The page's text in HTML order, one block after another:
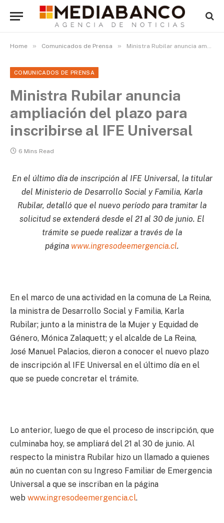
Home » Comunicados de Prensa » Ministra Rubilar anuncia ampliación del plazo para inscribirse al IFE Universal
COMUNICADOS DE PRENSA
Ministra Rubilar anuncia
ampliación del plazo para
inscribirse al IFE Universal
6 Mins Read
En el último día de inscripción al IFE Universal, la titular
del Ministerio de Desarrollo Social y Familia, Karla
Rubilar, detalló que el nuevo período para tramitar la
solicitud se extenderá desde el 21 al 30 de junio. El
trámite se puede realizar a través de la
página www.ingresodeemergencia.cl.
En el marco de una actividad en la comuna de La Reina,
la ministra de Desarrollo Social y Familia, Karla
Rubilar; junto a la ministra de la Mujer y Equidad de
Género, Mónica Zalaquett; y el alcalde de La Reina,
José Manuel Palacios, dieron a conocer el nuevo plazo
de inscripción al IFE Universal en el último día en el
que se puede concretar el trámite.
Lo anterior, luego de que el proceso de inscripción, que
culminaba hoy, se ampliará del 21 al 30 de junio. Al
respecto la ministra Rubilar hizo un llamado a quienes
aún no cuentan con su Ingreso Familiar de Emergencia
Universal a que se inscriban en la página
web www.ingresodeemergencia.cl.